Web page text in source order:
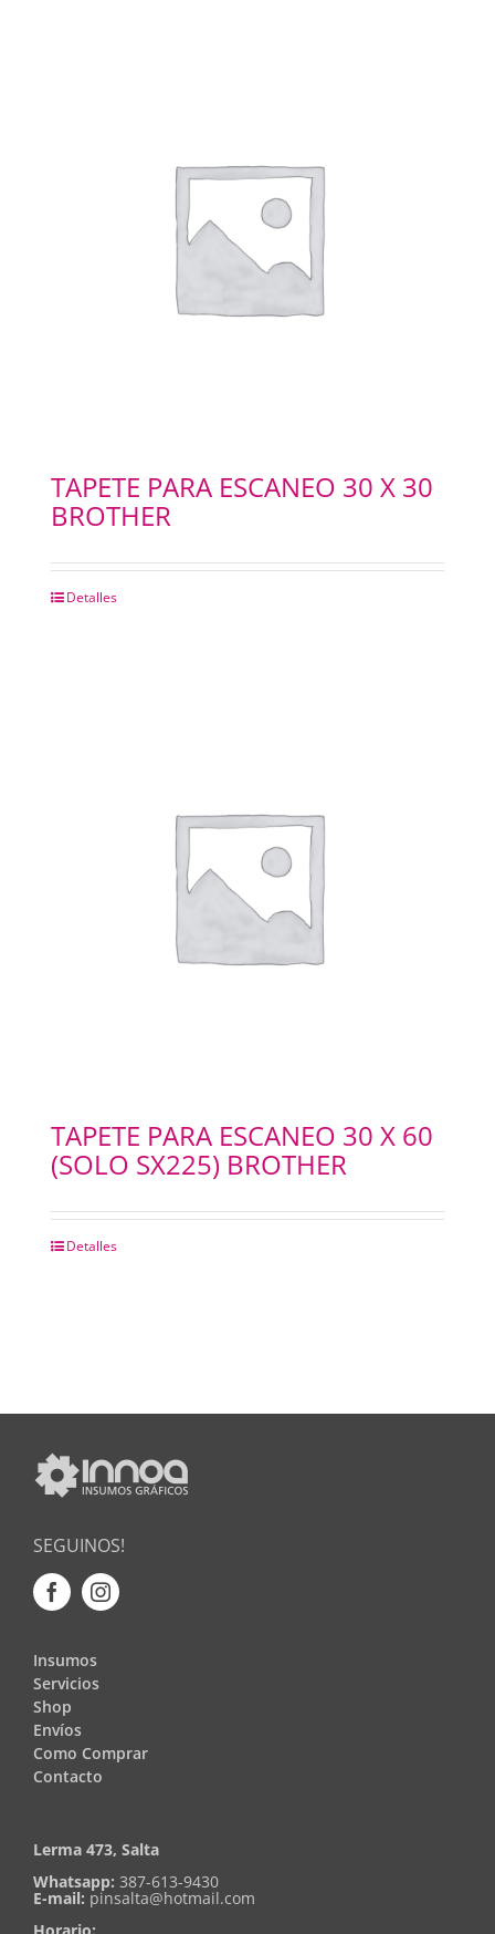
TAPETE PARA ESCANEO 30 X 30
BROTHER
Detalles
TAPETE PARA ESCANEO 30 X 60
(SOLO SX225) BROTHER
Detalles
SEGUINOS!
Insumos
Servicios
Shop
Envíos
Como Comprar
Contacto
Lerma 473, Salta
Whatsapp: 387-613-9430
E-mail: pinsalta@hotmail.com
Horario: